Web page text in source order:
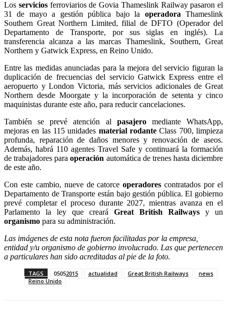
Los serviciosferroviarios de Govia Thameslink Railway pasaron el
31 de mayo a gestión pública bajo la operadora Thameslink
Southern Great Northern Limited, filial de DFTO (Operador del
Departamento de Transporte, por sus siglas en inglés). La
transferencia alcanza a las marcas Thameslink, Southern, Great
Northern y Gatwick Express, en Reino Unido.
Entre las medidas anunciadas para la mejora del servicio figuran la
duplicación de frecuencias del servicio Gatwick Express entre el
aeropuerto y London Victoria, más servicios adicionales de Great
Northern desde Moorgate y la incorporación de setenta y cinco
maquinistas durante este año, para reducir cancelaciones.
También se prevé atención al pasajeromediante WhatsApp,
mejoras en las 115 unidades material rodante Class 700, limpieza
profunda, reparación de daños menores y renovación de aseos.
Además, habrá 110 agentes Travel Safe y continuará la formación
de trabajadores paraoperación automática de trenes hasta diciembre
de este año.
Con este cambio, nueve de catorceoperadores contratados por el
Departamento de Transporte están bajo gestión pública. El gobierno
prevé completar el proceso durante 2027, mientras avanza en el
Parlamento la ley que creará Great British Railways y un
organismo para su administración.
Las imágenes de esta nota fueron facilitadas por la empresa,
entidad y/u organismo de gobierno involucrado. Las que pertenecen
a particulares han sido acreditadas al pie de la foto.
TAGS 05052015 actualidad Great British Railways
news
Reino Unido